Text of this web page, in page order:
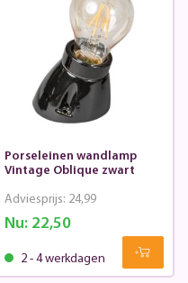
Porseleinen wandlamp
Vintage Oblique zwart
Nu: 22,50
Adviesprijs: 24,99
2 - 4 werkdagen